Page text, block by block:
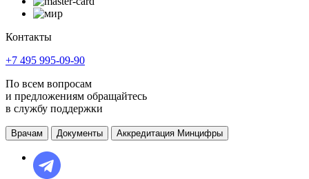
Контакты
+7 495 995-09-90
По всем вопросам
и предложениям обращайтесь
в службу поддержки
Врачам Документы Аккредитация Минцифры